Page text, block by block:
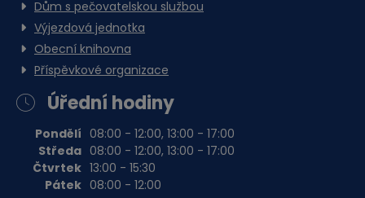
Dům s pečovatelskou službou
Výjezdová jednotka
Obecní knihovna
Příspěvkové organizace
Úřední hodiny
Pondělí
Středa
Čtvrtek
Pátek
08:00 - 12:00, 13:00 - 17:00
08:00 - 12:00, 13:00 - 17:00
13:00 - 15:30
08:00 - 12:00